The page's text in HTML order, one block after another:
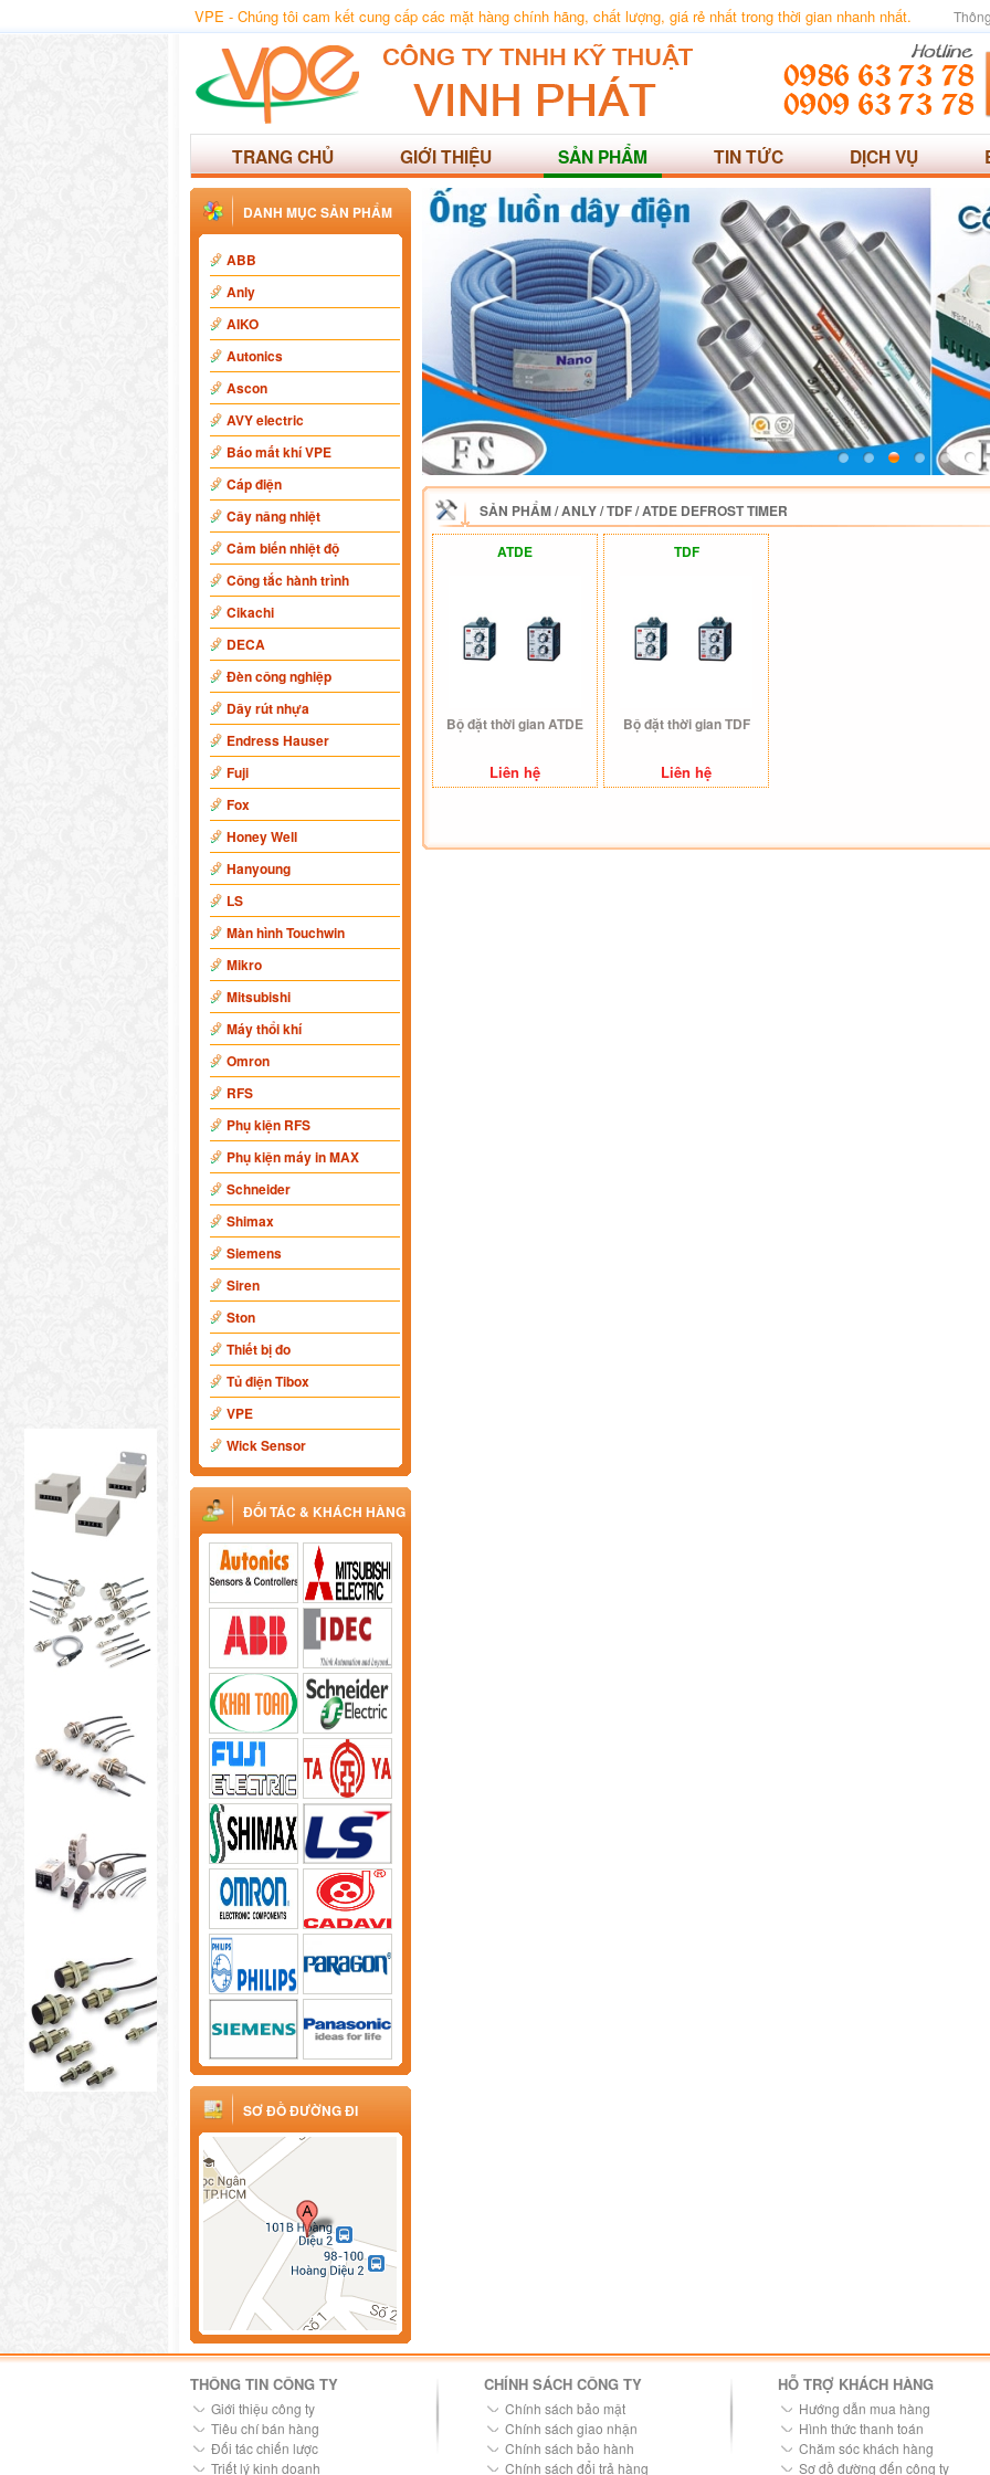
VPE - Chúng tôi cam kết cung cấp các mặt hàng chính hãng, chất lượng, giá rẻ nhất trong thời gian nhanh nhất.
TRANG CHỦ GIỚI THIỆU SẢN PHẨM TIN TỨC DỊCH VỤ
DANH MỤC SẢN PHẨM
ABB
Anly
AIKO
Autonics
Ascon
AVY electric
Báo mất khí VPE
Cáp điện
Cây nâng nhiệt
Cảm biến nhiệt độ
Công tắc hành trình
Cikachi
DECA
Đèn công nghiệp
Dây rút nhựa
Endress Hauser
Fuji
Fox
Honey Well
Hanyoung
LS
Màn hình Touchwin
Mikro
Mitsubishi
Máy thổi khí
Omron
RFS
Phụ kiện RFS
Phụ kiện máy in MAX
Schneider
Shimax
Siemens
Siren
Ston
Thiết bị đo
Tủ điện Tibox
VPE
Wick Sensor
ĐỐI TÁC & KHÁCH HÀNG
SƠ ĐỒ ĐƯỜNG ĐI
SẢN PHẨM/ANLY/TDF / ATDE DEFROST TIMER
ATDE
Bộ đặt thời gian ATDE
Liên hệ
TDF
Bộ đặt thời gian TDF
Liên hệ
THÔNG TIN CÔNG TY
Giới thiệu công ty
Tiêu chí bán hàng
Đối tác chiến lược
Triết lý kinh doanh
CHÍNH SÁCH CÔNG TY
Chính sách bảo mật
Chính sách giao nhận
Chính sách bảo hành
Chính sách đổi trả hàng
HỖ TRỢ KHÁCH HÀNG
Hướng dẫn mua hàng
Hình thức thanh toán
Chăm sóc khách hàng
Sơ đồ đường đến công ty